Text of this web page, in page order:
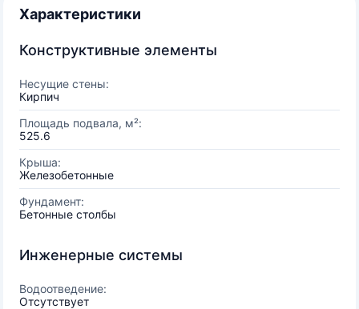
Характеристики
Конструктивные элементы
Несущие стены:
Кирпич
Площадь подвала, м²:
525.6
Крыша:
Железобетонные
Фундамент:
Бетонные столбы
Инженерные системы
Водоотведение:
Отсутствует